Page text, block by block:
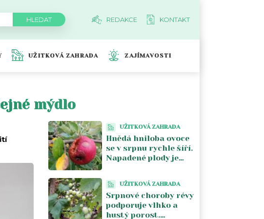
REDAKCE KONTAKT
UŽITKOVÁ ZAHRADA ZAJÍMAVOSTI
mýdlo
UŽITKOVÁ ZAHRADA
Hnědá hniloba ovoce
se v srpnu rychle šíří.
Napadené plody je
UŽITKOVÁ ZAHRADA
Srpnové choroby révy
podporuje vlhko a
hustý porost.